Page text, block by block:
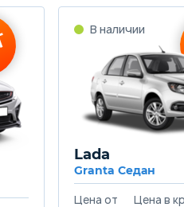
Lada
Granta Седан